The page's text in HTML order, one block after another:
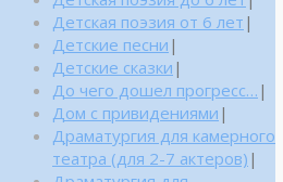
Детская поэзия от 6 лет |
Детские песни |
Детские сказки |
До чего дошел прогресс… |
Дом с привидениями |
Драматургия для камерного
театра (для 2-7 актеров) |